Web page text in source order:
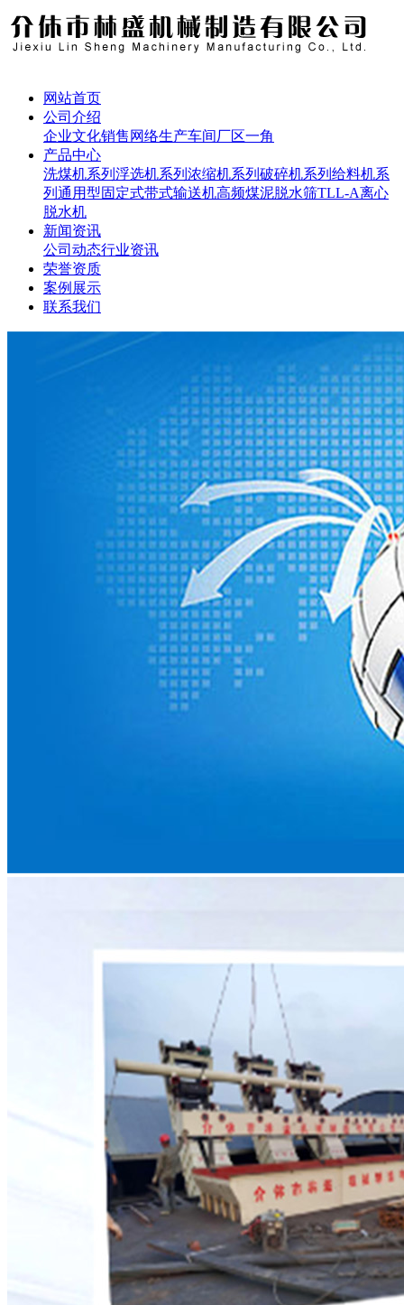
网站首页
公司介绍
企业文化销售网络生产车间厂区一角
产品中心
洗煤机系列 浮选机系列 浓缩机系列 破碎机系列 给料机系
列 通用型固定式带式输送机高频煤泥脱水筛TLL-A离心
脱水机
新闻资讯
公司动态行业资讯
荣誉资质
案例展示
联系我们